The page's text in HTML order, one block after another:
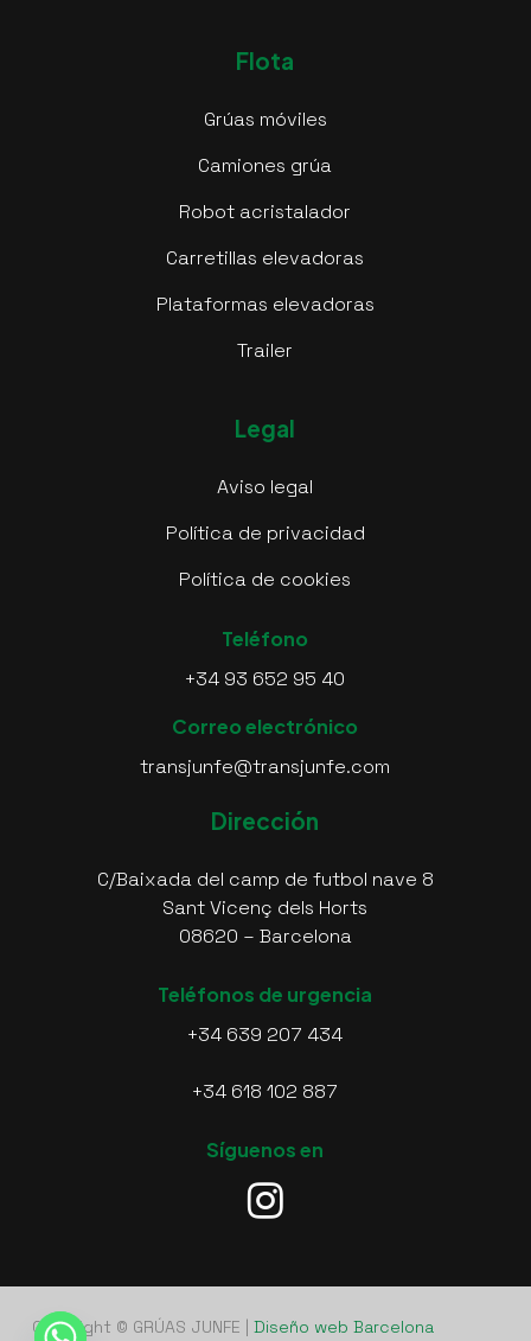
Flota
Grúas móviles
Camiones grúa
Robot acristalador
Carretillas elevadoras
Plataformas elevadoras
Trailer
Legal
Aviso legal
Política de privacidad
Política de cookies
Teléfono
+34 93 652 95 40
Correo electrónico
transjunfe@transjunfe.com
Dirección
C/Baixada del camp de futbol nave 8
Sant Vicenç dels Horts
08620 – Barcelona
Teléfonos de urgencia
+34 639 207 434
+34 618 102 887
Síguenos en
Copyright © GRÚAS JUNFE | Diseño web Barcelona